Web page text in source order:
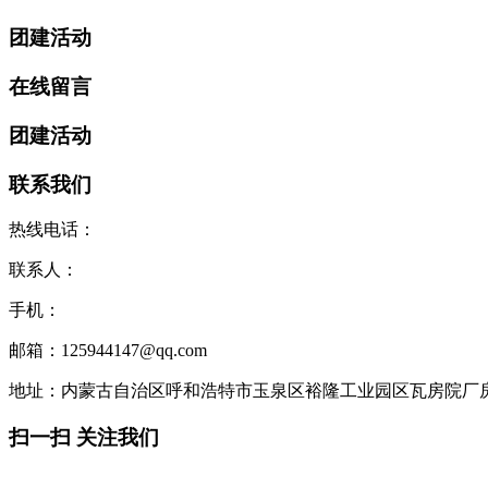
团建活动
在线留言
团建活动
联系我们
热线电话：
联系人：
手机：
邮箱：125944147@qq.com
地址：内蒙古自治区呼和浩特市玉泉区裕隆工业园区瓦房院厂
扫一扫 关注我们